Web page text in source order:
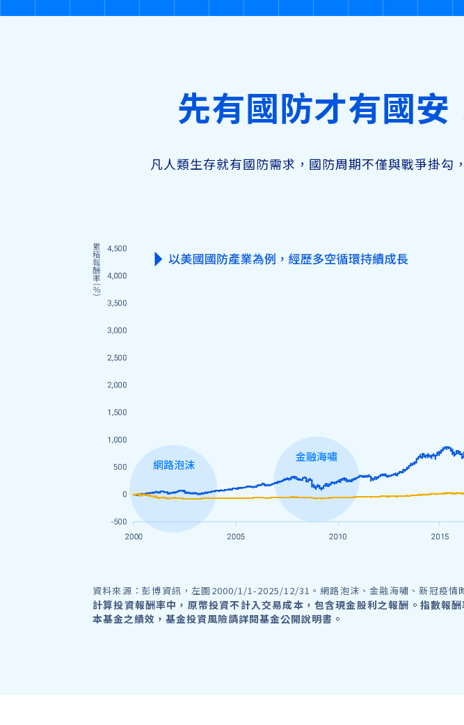
先有國防才有國
凡人類生存就有國防需求，國防周期不僅與戰爭掛
資料來源：彭博資訊，左圖2000/1/1-2025/12/31。網路泡沫、金融海嘯、新冠疫情
計算投資報酬率中，原幣投資不計入交易成本，包含現金股利之報酬。指數報
本基金之績效，基金投資風險請詳閱基金公開說明書。